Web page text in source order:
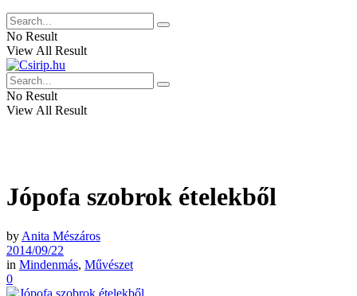
No Result
View All Result
No Result
View All Result
Jópofa szobrok ételekből
by Anita Mészáros
2014/09/22
in Mindenmás, Művészet
0